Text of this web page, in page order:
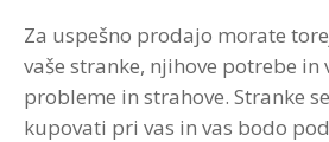
Za uspešno prodajo morate
vaše stranke, njihove potrebe in
probleme in strahove. Stranke
kupovati pri vas in vas bodo